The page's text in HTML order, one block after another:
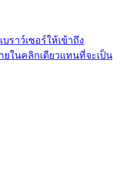
ราว์เซอร์ให้เข้าถึง
ในคลิกเดียวแทนที่จะเป็น